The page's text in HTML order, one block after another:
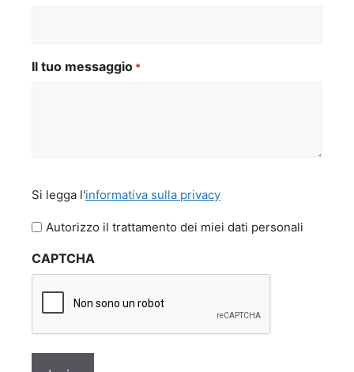
Il tuo messaggio *
legga
l'informativa
privacy
Si legga l'informativa sulla privacy
Autorizzo il trattamento dei miei dati personali
CAPTCHA